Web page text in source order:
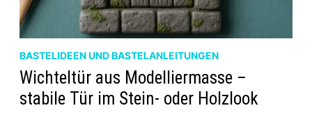
BASTELIDEEN UND BASTELANLEITUNGEN
Wichteltür aus Modelliermasse –
stabile Tür im Stein- oder Holzlook